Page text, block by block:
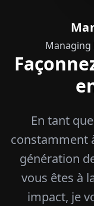
Managing
En tant
constamment
génération
vous êtes à
impact, je